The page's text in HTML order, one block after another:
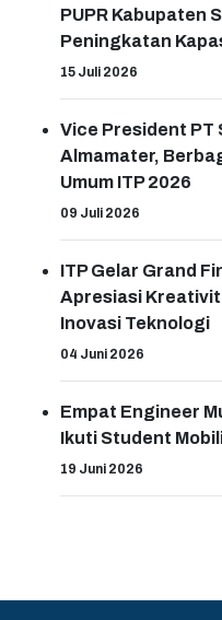
PUPR Kabupaten
Peningkatan
15 Juli 2026
Vice President PT
Almamater,
Umum ITP 2026
09 Juli 2026
ITP Gelar Grand
Apresiasi
Inovasi Teknologi
04 Juni 2026
Empat Engineer
Ikuti Student
19 Juni 2026